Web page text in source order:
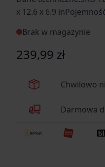
x 12.6 x 6.9
Brak w magazynie
239,99 zł
Chwilowo
Darmowa